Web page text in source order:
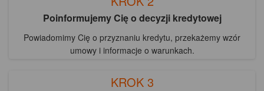
Poinformujemy Cię o decyzji kredytowej
Powiadomimy Cię o przyznaniu kredytu, przekażemy wzór
umowy i informacje o warunkach.
KROK 3